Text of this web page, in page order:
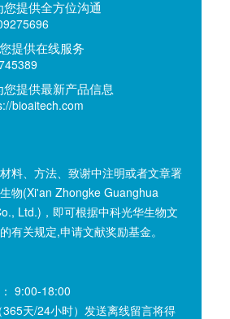
提供全方位沟通
提供在线服务
提供最新产品信息
bioaitech.com
料、方法、致谢中注明或者文章署
物(Xi'an Zhongke Guanghua
Ltd.)，即可根据中科光华生物文
有关规定,申请文献奖励基金。
9:00-18:00
天/24小时）发送离线留言将得